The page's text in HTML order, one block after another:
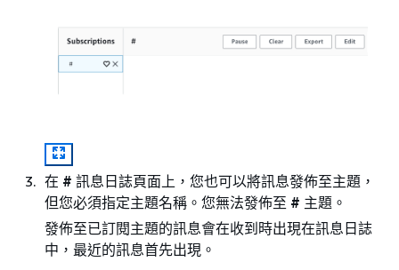
在 # 訊息日誌頁面上，您也可以將訊息發佈至主題，
但您必須指定主題名稱。您無法發佈至 # 主題。
發佈至已訂閱主題的訊息會在收到時出現在訊息日誌
中，最近的訊息首先出現。